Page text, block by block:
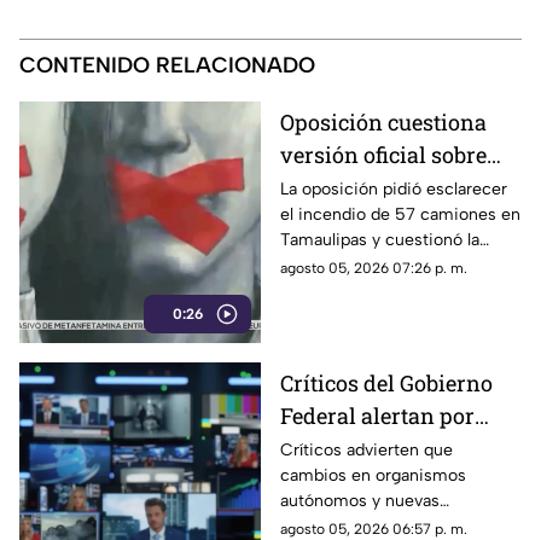
CONTENIDO RELACIONADO
0:26
Oposición cuestiona
versión oficial sobre
incendio de 57
camiones en
Tamaulipas
La oposición pidió esclarecer
el incendio de 57 camiones en
Tamaulipas y cuestionó la
versión presentada por las
agosto 05, 2026 07:26 p. m.
Críticos del Gobierno
Federal alertan por
presuntos intentos de
controlar la
información
Críticos advierten que
cambios en organismos
autónomos y nuevas
regulaciones podrían afectar la
agosto 05, 2026 06:57 p. m.